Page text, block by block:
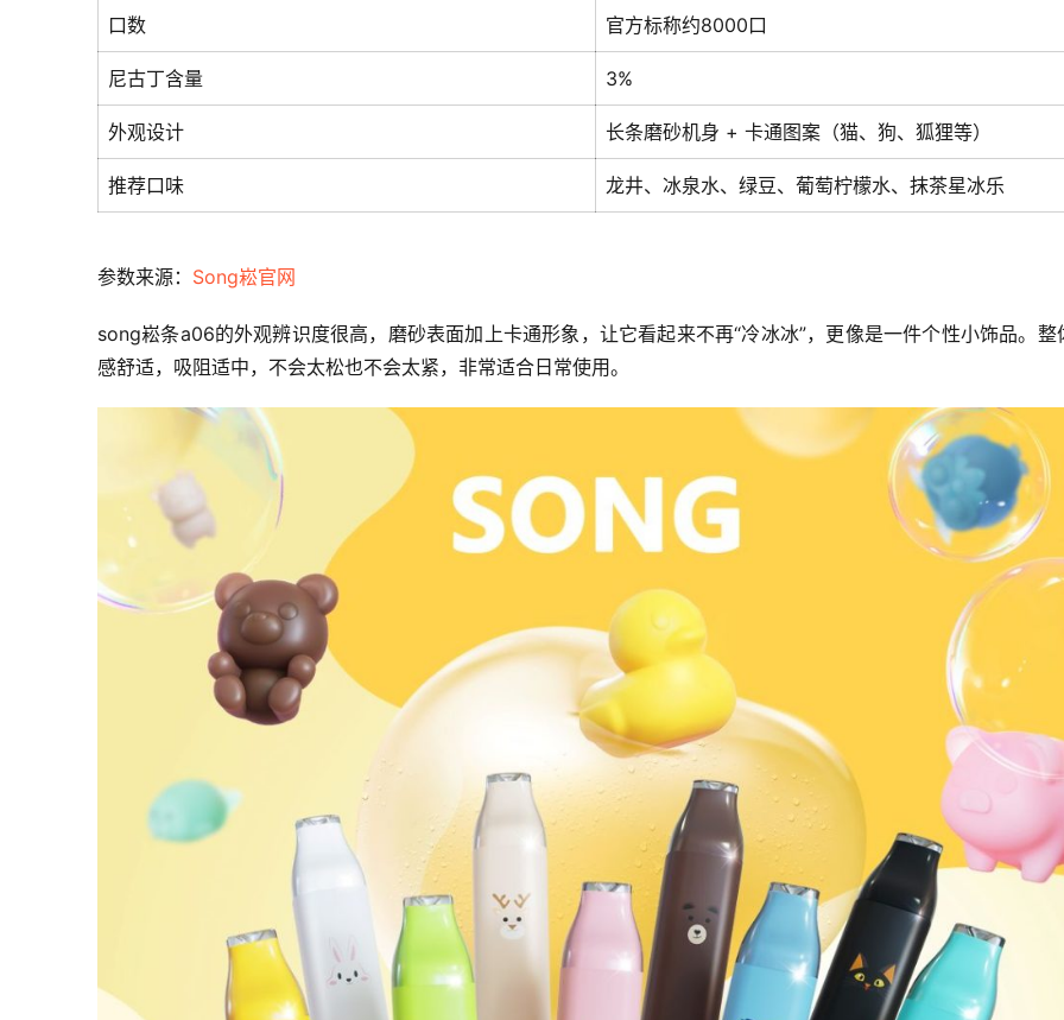
口数 官方标称约8000口
尼古丁含量 3%
外观设计 长条磨砂机身 + 卡通图案（猫、狗、狐狸等）
推荐口味 龙井、冰泉水、绿豆、葡萄柠檬水、抹茶星冰乐
参数来源： Song崧官网
song崧条a06的外观辨识度很高，磨砂表面加上卡通形象，让它看起来不再“冷冰冰”，更像是一件个性小饰品。整
感舒适，吸阻适中，不会太松也不会太紧，非常适合日常使用。